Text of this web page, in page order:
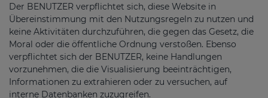
Der BENUTZER verpflichtet sich, diese Website in
Übereinstimmung mit den Nutzungsregeln zu nutzen und
keine Aktivitäten durchzuführen, die gegen das Gesetz, die
Moral oder die öffentliche Ordnung verstoßen. Ebenso
verpflichtet sich der BENUTZER, keine Handlungen
vorzunehmen, die die Visualisierung beeinträchtigen,
Informationen zu extrahieren oder zu versuchen, auf
interne Datenbanken zuzugreifen.